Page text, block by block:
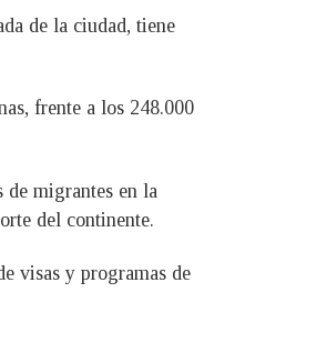
de la ciudad, tiene
frente a los 248.000
de migrantes en la
del continente.
visas y programas de